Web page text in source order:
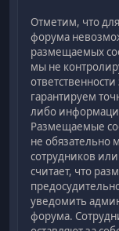
Отметим, что
форума
размещаемых
мы не
гарантируем
либо
Размещаемые
не обязательно
сотрудников
считает, что
уведомить
форума.